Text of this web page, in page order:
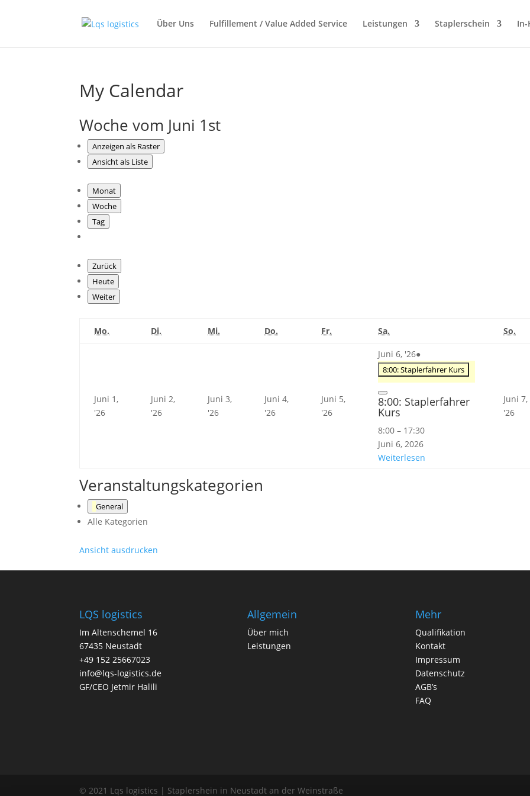
Über Uns Fulfillement / Value Added Service Leistungen Staplerschein In-
My Calendar
Woche vom Juni 1st
Anzeigen als Raster
Ansicht als Liste
Monat
Woche
Tag
Zurück
Heute
Weiter
Mo. Di. Mi. Do. DonnerstagFr. Sa. So.
Juni 1,
'26Juni
Juni 2,
'26Juni
Juni 3,
'26Juni
Juni 4,
'26Juni
Juni 5,
'26Juni
Juni 6, '26Juni
6,
2026
●(1
Veranstaltung)
8:00: Staplerfahrer Kurs
Close
8:00: Staplerfahrer
Kurs
8:00 – 17:30
Juni 6, 2026
Weiterlesen
Juni 7,
'26Juni
Veranstaltungskategorien
General
Alle Kategorien
Ansicht ausdrucken
LQS logistics
Im Altenschemel 16
67435 Neustadt
+49 152 25667023
info@lqs-logistics.de
GF/CEO Jetmir Halili
Allgemein
Über mich
Leistungen
Mehr
Qualifikation
Kontakt
Impressum
Datenschutz
AGB’s
FAQ
© 2021 Lqs logistics | Staplershein in Neustadt an der Weinstraße